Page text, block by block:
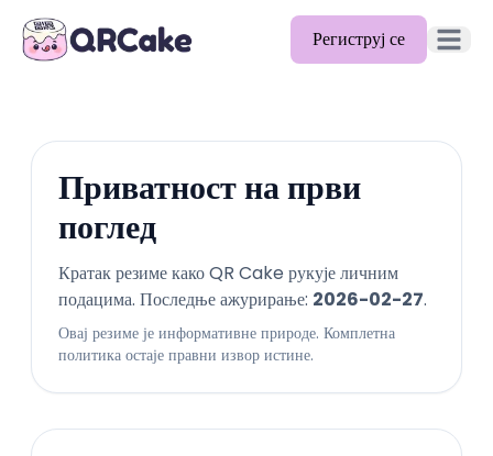
Региструј се Отвори
Цене
Блог
Документација
Помоћ
API
Приватност на први
поглед
Кратак резиме како QR Cake рукује личним
подацима. Последње ажурирање: 2026-02-27.
Овај резиме је информативне природе. Комплетна
политика остаје правни извор истине.